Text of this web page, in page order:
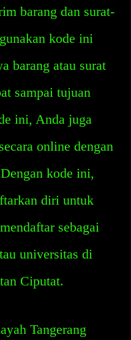
barang dan surat-
kode ini
barang atau surat
sampai tujuan
ini, Anda juga
online dengan
kode ini,
diri untuk
sebagai
universitas di
Ciputat.
Tangerang